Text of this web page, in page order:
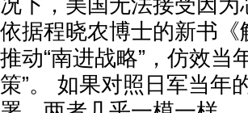
依据程晓农博士的新书
推动“南进战略”，仿效当
策”。 如果对照日军当年